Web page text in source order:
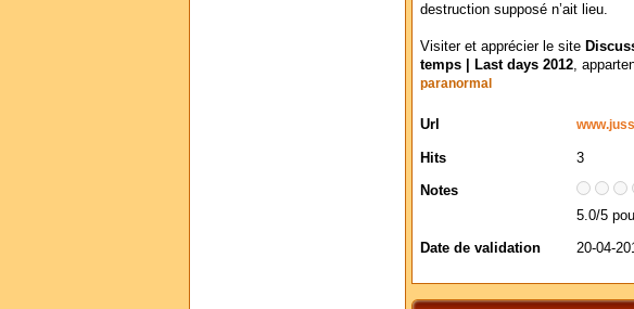
destruction supposé n’ait lieu.
Visiter et apprécier le site
temps | Last days 2012,
paranormal
Url
Hits
3
Notes
5.0/5
Date de validation
20-04-